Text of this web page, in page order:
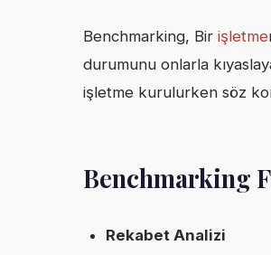
Benchmarking, Bir işletme
durumunu onlarla
işletme kurulurken söz
Benchmarking
Rekabet Analizi